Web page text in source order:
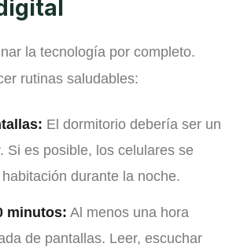
la tecnología por completo.
rutinas saludables:
El dormitorio debería ser un
Si es posible, los celulares se
durante la noche.
minutos: Al menos una hora
de pantallas. Leer, escuchar